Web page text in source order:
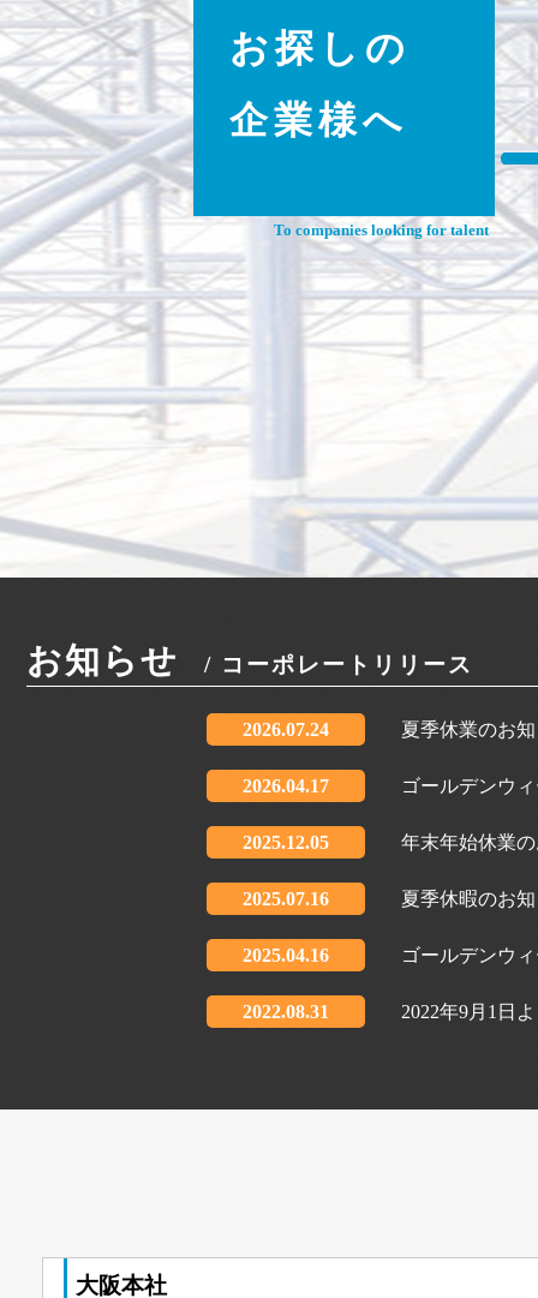
お探しの
企業様へ
To companies looking for talent
お知らせ / コーポレートリリース
2026.07.24 夏季休業のお
2026.04.17 ゴールデンウ
2025.12.05 年末年始休業
2025.07.16 夏季休暇のお
2025.04.16 ゴールデンウ
2022.08.31 2022年9月1日
大阪本社